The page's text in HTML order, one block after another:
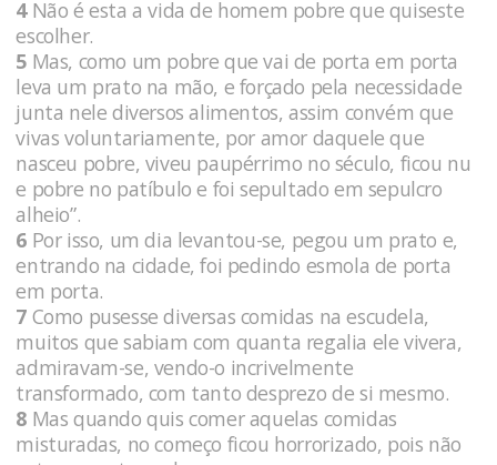
4Não é esta a vida de homem pobre que quiseste
escolher.
5 Mas, como um pobre que vai de porta em porta
leva um prato na mão, e forçado pela necessidade
junta nele diversos alimentos, assim convém que
vivas voluntariamente, por amor daquele que
nasceu pobre, viveu paupérrimo no século, ficou nu
e pobre no patíbulo e foi sepultado em sepulcro
alheio”.
6 Por isso, um dia levantou-se, pegou um prato e,
entrando na cidade, foi pedindo esmola de porta
em porta.
7 Como pusesse diversas comidas na escudela,
muitos que sabiam com quanta regalia ele vivera,
admiravam-se, vendo-o incrivelmente
transformado, com tanto desprezo de si mesmo.
8 Mas quando quis comer aquelas comidas
misturadas, no começo ficou horrorizado, pois não